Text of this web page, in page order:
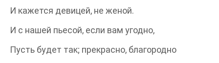
И кажется девицей, не женой.
И с нашей пьесой, если вам угодно,
Пусть будет так; прекрасно, благородно